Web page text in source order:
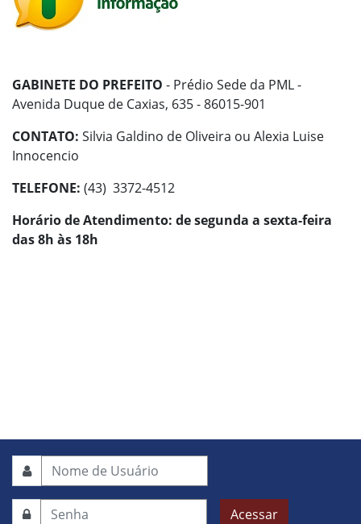
GABINETE DO PREFEITO - Prédio Sede da PML -
Avenida Duque de Caxias, 635 - 86015-901
CONTATO: Silvia Galdino de Oliveira ou Alexia Luise
Innocencio
TELEFONE: (43) 3372-4512
Horário de Atendimento: de segunda a sexta-feira
das 8h às 18h
Acessar